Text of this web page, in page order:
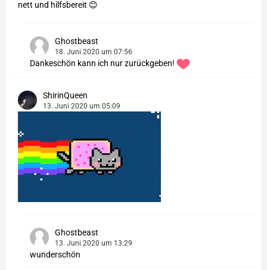
nett und hilfsbereit 😊
Ghostbeast
18. Juni 2020 um 07:56
Dankeschön kann ich nur zurückgeben!
ShirinQueen
13. Juni 2020 um 05:09
Ghostbeast
13. Juni 2020 um 13:29
wunderschön